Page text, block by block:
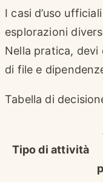
I casi d’uso
esplorazioni
Nella pratica,
di file e
Tabella di
Tipo di attività